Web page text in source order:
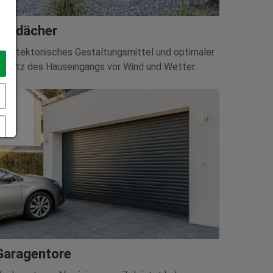
Vordächer
Gestaltungsmittel und optimaler
Schutz des Hauseingangs vor Wind und Wetter.